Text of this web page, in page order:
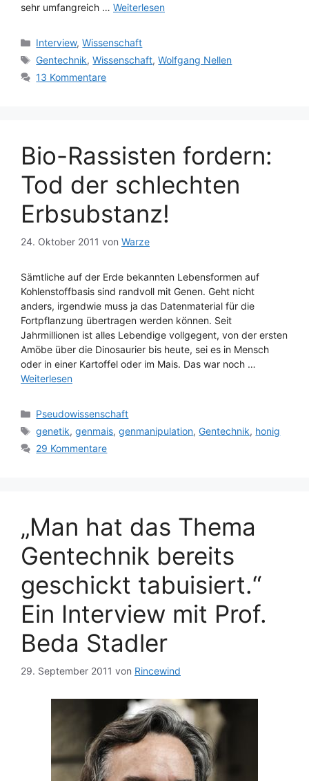
sehr umfangreich … Weiterlesen
Kategorien
Interview,Wissenschaft
Schlagwörter
Gentechnik,Wissenschaft,Wolfgang Nellen
13 Kommentare
Bio-Rassisten fordern:
Tod der schlechten
Erbsubstanz!
24. Oktober 2011 von Warze
Sämtliche auf der Erde bekannten Lebensformen auf
Kohlenstoffbasis sind randvoll mit Genen. Geht nicht
anders, irgendwie muss ja das Datenmaterial für die
Fortpflanzung übertragen werden können. Seit
Jahrmillionen ist alles Lebendige vollgegent, von der ersten
Amöbe über die Dinosaurier bis heute, sei es in Mensch
oder in einer Kartoffel oder im Mais. Das war noch …
Weiterlesen
Kategorien
Pseudowissenschaft
Schlagwörter
genetik,genmais,genmanipulation,Gentechnik, honig
29 Kommentare
„Man hat das Thema
Gentechnik bereits
geschickt tabuisiert.“
Ein Interview mit Prof.
Beda Stadler
29. September 2011 von Rincewind